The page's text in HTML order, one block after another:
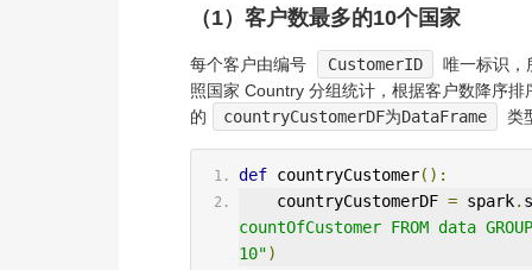
（1）客户数最多的10个国家
每个客户由编号 CustomerID
唯一标识
照国家 Country 分组统计，根据客户数降序
的
countryCustomerDF为DataFrame 类
def countryCustomer():
    countryCustomerDF
= spark.
countOfCustomer FROM data
10")